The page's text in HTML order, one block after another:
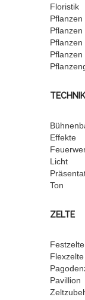
Floristik
TECHNIK
Effekte
Licht
Ton
ZELTE
Festzelte
Pavillion